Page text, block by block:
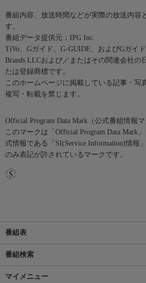
番組内容、放送時間などが実際の放送内容
す。
番組データ提供元：IPG Inc.
TiVo、Gガイド、G-GUIDE、およびGガイ
Brands LLCおよび／またはその関連会社の
たは登録商標です。
このホームページに掲載している記事・写
複写・転載を禁じます。
Official Program Data Mark（公式番組情報マ
このマークは「Official Program Data Mark
式情報である「SI(Service Information)情報
のみ表記が許されているマークです。
番組表
番組検索
マイメニュー